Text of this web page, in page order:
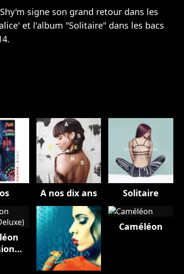
signe son grand retour dans les
et l'album "Solitaire" dans les bacs
A nos dix ans Solitaire
Caméléon